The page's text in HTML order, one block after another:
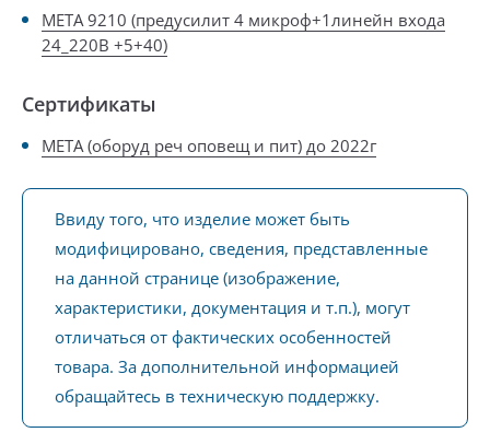
META 9210 (предусилит 4 микроф+1линейн входа
24_220В +5+40)
Сертификаты
МЕТА (оборуд реч оповещ и пит) до 2022г
Ввиду того, что изделие может быть
модифицировано, сведения, представленные
на данной странице (изображение,
характеристики, документация и т.п.), могут
отличаться от фактических особенностей
товара. За дополнительной информацией
обращайтесь в техническую поддержку.